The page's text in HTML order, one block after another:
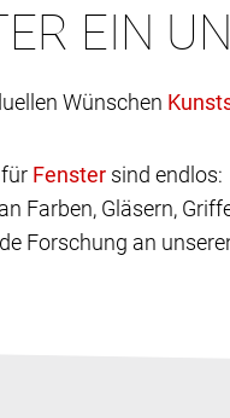
EIN
Wünschen
sind endlos:
Farben, Gläsern,
Forschung an